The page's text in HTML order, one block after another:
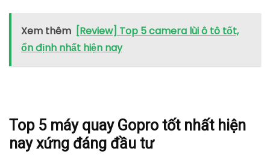
Xem thêm [Review] Top 5 camera lùi ô tô tốt,
ổn định nhất hiện nay
Top 5 máy quay Gopro tốt nhất hiện
nay xứng đáng đầu tư